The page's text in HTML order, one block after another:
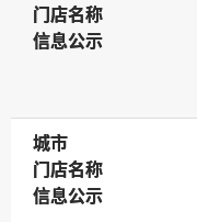
门店名称
门店名称
信息公示
信息公示
城市
城市
门店名称
门店名称
信息公示
信息公示